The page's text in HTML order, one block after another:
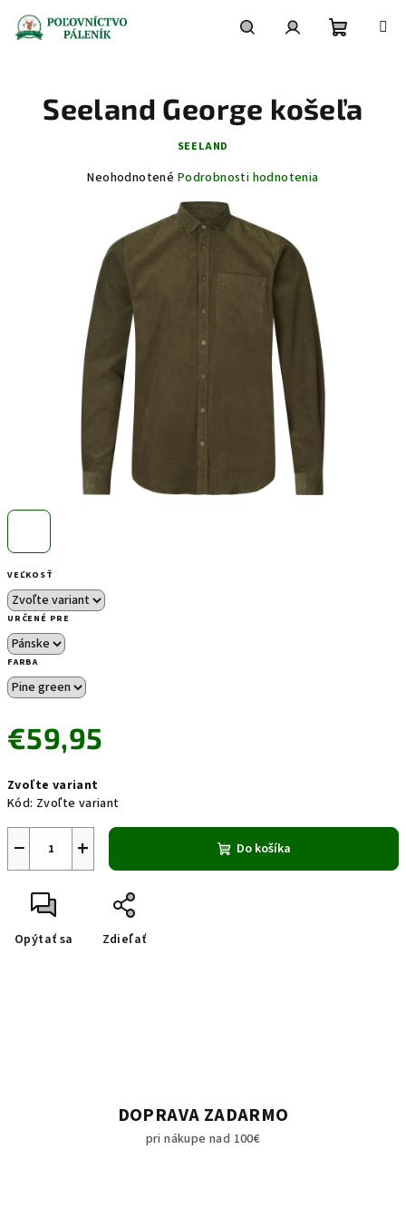
obsah
košík
VEĽKOSŤ
URČENÉ PRE
FARBA
€59,95
cena:
Zvoľte variant
Kód: Zvoľte variant
+
− Do košíka
Opýtať sa Zdieľať
Seeland George košeľa
SEELAND
Priemerné
hviezdičiek.
Neohodnotené Podrobnosti hodnotenia
DOPRAVA ZADARMO
pri nákupe nad 100€